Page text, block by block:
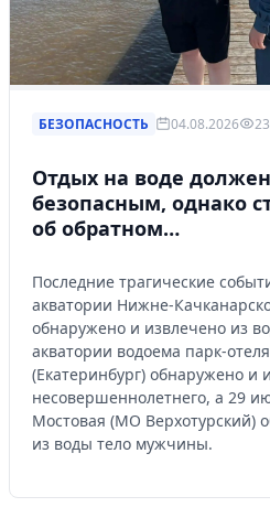
БЕЗОПАСНОСТЬ 04.08.2026 23
Отдых на воде
безопасным, однако
об обратном…
Последние трагические
акватории Нижне-
обнаружено и извлечено из
акватории водоема парк-
(Екатеринбург) обнаружено и
несовершеннолетнего, а 29
Мостовая (МО Верхотурский)
из воды тело мужчины.